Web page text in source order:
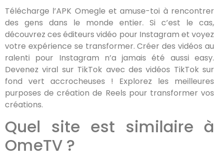
Télécharge l’APK Omegle et amuse-toi à rencontrer
des gens dans le monde entier. Si c’est le cas,
découvrez ces éditeurs vidéo pour Instagram et voyez
votre expérience se transformer. Créer des vidéos au
ralenti pour Instagram n’a jamais été aussi easy.
Devenez viral sur TikTok avec des vidéos TikTok sur
fond vert accrocheuses ! Explorez les meilleures
purposes de création de Reels pour transformer vos
créations.
Quel site est similaire à
OmeTV ?